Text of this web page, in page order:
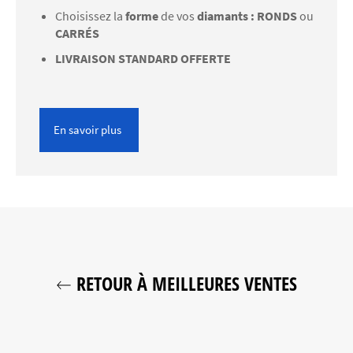
Choisissez la formede vos diamants : RONDSou
CARRÉS
LIVRAISON STANDARD OFFERTE
En savoir plus
RETOUR À MEILLEURES VENTES